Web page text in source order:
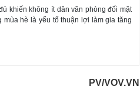
khiến không ít dân văn phòng đối mặt
hè là yếu tố thuận lợi làm gia tăng
PV/VOV.VN